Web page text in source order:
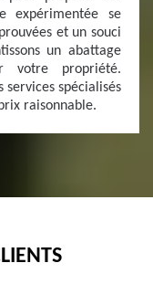
expérimentée se
et un souci
un abattage
votre propriété.
services spécialisés
raisonnable.